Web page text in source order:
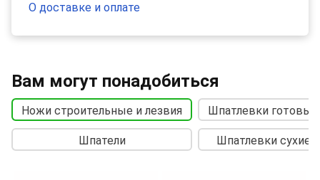
О доставке и оплате
Вам могут понадобиться
Ножи строительные и лезвия
Шпатели
Шпатлевки готовые
Шпатлевки сухие